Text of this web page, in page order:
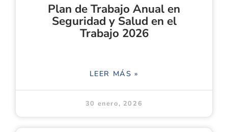
Plan de Trabajo Anual en
Seguridad y Salud en el
Trabajo 2026
LEER MÁS »
30 enero, 2026